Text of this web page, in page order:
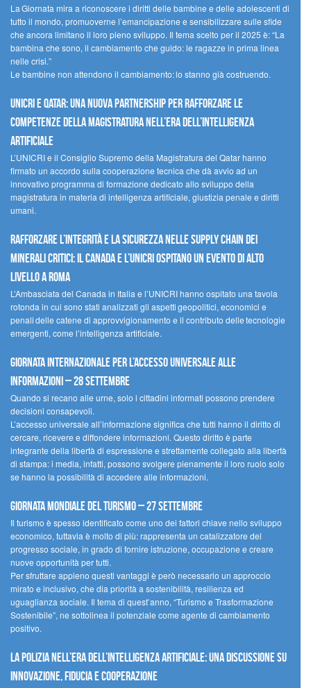
La Giornata mira a riconoscere i diritti delle bambine e delle adolescenti di
tutto il mondo, promuoverne l’emancipazione e sensibilizzare sulle sfide
che ancora limitano il loro pieno sviluppo. Il tema scelto per il 2025 è: “La
bambina che sono, il cambiamento che guido: le ragazze in prima linea
nelle crisi.”
Le bambine non attendono il cambiamento: lo stanno già costruendo.
UNICRI e Qatar: una nuova partnership per rafforzare le
competenze della magistratura nell’era dell’intelligenza
artificiale
L’UNICRI e il Consiglio Supremo della Magistratura del Qatar hanno
firmato un accordo sulla cooperazione tecnica che dà avvio ad un
innovativo programma di formazione dedicato allo sviluppo della
magistratura in materia di intelligenza artificiale, giustizia penale e diritti
umani.
Rafforzare l’integrità e la sicurezza nelle supply chain dei
minerali critici: il Canada e l’UNICRI ospitano un evento di alto
livello a Roma
L’Ambasciata del Canada in Italia e l’UNICRI hanno ospitato una tavola
rotonda in cui sono stati analizzati gli aspetti geopolitici, economici e
penali delle catene di approvvigionamento e il contributo delle tecnologie
emergenti, come l’intelligenza artificiale.
Giornata internazionale per l’accesso universale alle
informazioni – 28 settembre
Quando si recano alle urne, solo i cittadini informati possono prendere
decisioni consapevoli.
L’accesso universale all’informazione significa che tutti hanno il diritto di
cercare, ricevere e diffondere informazioni. Questo diritto è parte
integrante della libertà di espressione e strettamente collegato alla libertà
di stampa: i media, infatti, possono svolgere pienamente il loro ruolo solo
se hanno la possibilità di accedere alle informazioni.
Giornata mondiale del turismo – 27 settembre
Il turismo è spesso identificato come uno dei fattori chiave nello sviluppo
economico, tuttavia è molto di più: rappresenta un catalizzatore del
progresso sociale, in grado di fornire istruzione, occupazione e creare
nuove opportunità per tutti.
Per sfruttare appieno questi vantaggi è però necessario un approccio
mirato e inclusivo, che dia priorità a sostenibilità, resilienza ed
uguaglianza sociale. Il tema di quest’anno, “Turismo e Trasformazione
Sostenibile”, ne sottolinea il potenziale come agente di cambiamento
positivo.
La polizia nell’era dell’Intelligenza Artificiale: una discussione su
innovazione, fiducia e cooperazione